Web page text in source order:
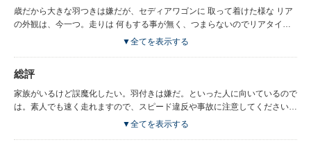
めだがガチガチではない。内装はシンプルで自分は好きだが、最近の車はハ
デな傾向にあり 意見が分かれる所。セダンと異なり リアシートも頭に余裕
歳だから大きな羽つきは嫌だが、セディアワゴンに 取って着けた様な リア
の外観は、今一つ。走りは 何もする事が無く、つまらないのでリアタイヤ
をズルズルすべる三流アジアンタイヤにした。高速はメーター振り切れるま
用オーバードライブ１速にして頂ければ、高速も静かに走れると思う。
▼全てを表示する
総評
家族がいるけど誤魔化したい。羽付きは嫌だ。といった人に向いているので
は。素人でも速く走れますので、スピード違反や事故に注意してください。
ちなみに保険は、スポーツカーではなくワゴン扱いになるのでセダンより安
▼全てを表示する